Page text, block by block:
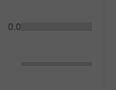
0.0